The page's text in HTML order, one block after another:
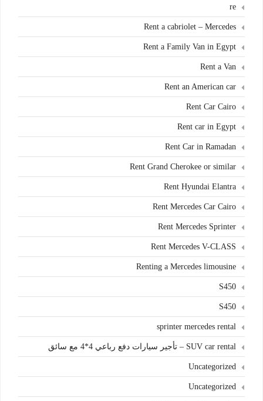
re
Rent a cabriolet – Mercedes
Rent a Family Van in Egypt
Rent a Van
Rent an American car
Rent Car Cairo
Rent car in Egypt
Rent Car in Ramadan
Rent Grand Cherokee or similar
Rent Hyundai Elantra
Rent Mercedes Car Cairo
Rent Mercedes Sprinter
Rent Mercedes V-CLASS
Renting a Mercedes limousine
S450
S450
sprinter mercedes rental
SUV car rental – تأجير سيارات دفع رباعي 4*4 مع سائق
Uncategorized
Uncategorized